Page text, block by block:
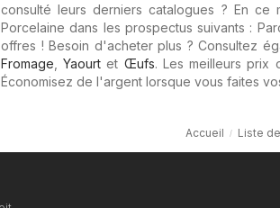
consulté leurs derniers catalogues ? En
Porcelaine dans les prospectus suivants :
offres ! Besoin d'acheter plus ? Consultez
Fromage ,Yaourt et Œufs. Les meilleurs
Économisez de l'argent lorsque vous faites
Accueil Liste